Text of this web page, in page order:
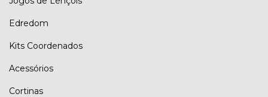
Edredom
Kits Coordenados
Acessórios
Cortinas